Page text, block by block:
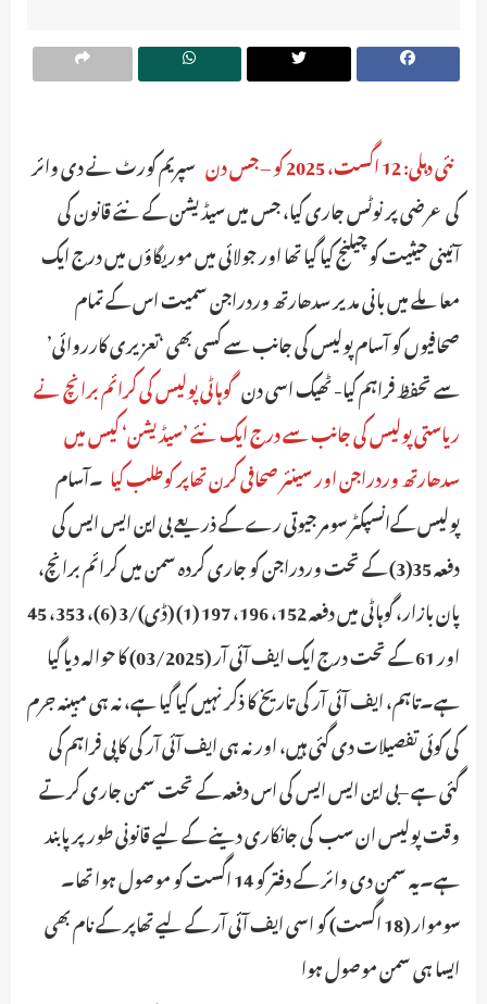
نئی دہلی: 12 اگست، 2025 کو – جس دن
سپریم کورٹ نے دی وائر
کی عرضی پر نوٹس جاری کیا، جس میں سیڈیشن کے نئے قانون کی
آئینی حیثیت کو چیلنج کیا گیا تھا اور جولائی میں موریگاؤں میں درج ایک
معاملے میں بانی مدیر سدھارتھ وردراجن سمیت اس کے تمام
صحافیوں کو آسام پولیس کی جانب سے کسی بھی ‘تعزیری کارروائی’
سے تحفظ فراہم کیا- ٹھیک اسی دنگوہاٹی پولیس کی کرائم برانچ نے
ریاستی پولیس کی جانب سے درج ایک نئے ’سیڈیشن‘ کیس میں
سدھارتھ وردراجن اور سینئر صحافی کرن تھاپر کوطلب کیا ۔آسام
پولیس کےانسپکٹر سومر جیوتی رے کے ذریعے بی این ایس ایس کی
دفعہ 35(3) کے تحت وردراجن کو جاری کردہ سمن میں کرائم برانچ،
پان بازار، گوہاٹی میں دفعہ 152، 196، 197 (1) (ڈی)/3 (6)، 353، 45
اور 61 کے تحت درج ایک ایف آئی آر (03/2025) کا حوالہ دیا گیا
ہے۔تاہم، ایف آئی آر کی تاریخ کا ذکر نہیں کیا گیا ہے، نہ ہی مبینہ جرم
کی کوئی تفصیلات دی گئی ہیں، اور نہ ہی ایف آئی آر کی کاپی فراہم کی
گئی ہے –بی این ایس ایس کی اس دفعہ کے تحت سمن جاری کرتے
وقت پولیس ان سب کی جانکاری دینے کے لیے قانونی طور پر پابند
ہے۔یہ سمن دی وائر کے دفتر کو 14 اگست کو موصول ہوا تھا۔
سوموار (18 اگست) کو اسی ایف آئی آر کے لیے تھاپر کے نام بھی
ایسا ہی سمن موصول ہوا